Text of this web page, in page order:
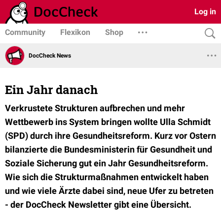
Log in
Community Flexikon Shop
DocCheck News
Ein Jahr danach
Verkrustete Strukturen aufbrechen und mehr
Wettbewerb ins System bringen wollte Ulla Schmidt
(SPD) durch ihre Gesundheitsreform. Kurz vor Ostern
bilanzierte die Bundesministerin für Gesundheit und
Soziale Sicherung gut ein Jahr Gesundheitsreform.
Wie sich die Strukturmaßnahmen entwickelt haben
und wie viele Ärzte dabei sind, neue Ufer zu betreten
- der DocCheck Newsletter gibt eine Übersicht.